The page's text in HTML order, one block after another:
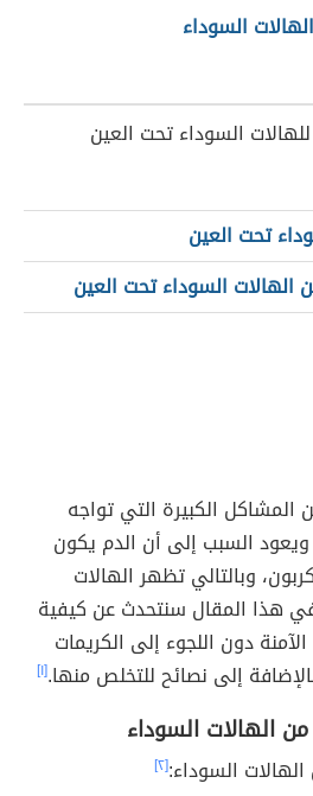
السوداء
تحت العين
السوداء تحت العين
المشاكل الكبيرة التي تواجه
ويعود السبب إلى أن الدم يكون
وبالتالي تظهر الهالات
هذا المقال سنتحدث عن كيفية
دون اللجوء إلى الكريمات
إلى نصائح للتخلص منها.[١]
الهالات السوداء
السوداء:[٢]